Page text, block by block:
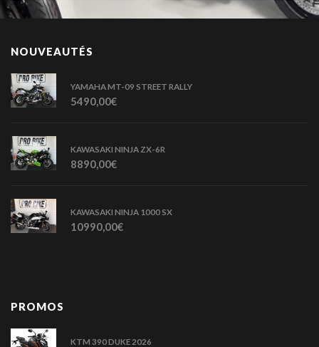
NOUVEAUTÉS
YAMAHA MT-09 STREET RALLY
5490,00€
KAWASAKI NINJA ZX-6R
8890,00€
KAWASAKI NINJA 1000 SX
10990,00€
PROMOS
KTM 390 DUKE 2026